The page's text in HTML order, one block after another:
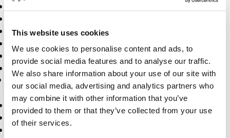
This website uses cookies
We use cookies to personalise content and ads, to
provide social media features and to analyse our traffic.
We also share information about your use of our site with
our social media, advertising and analytics partners who
may combine it with other information that you’ve
provided to them or that they’ve collected from your use
of their services.
Robotik ve Otomasyon
Süper Aşındırıcılar
Tozsuz Zımparalama
Zımparalar ve Bileşikler
Destek
İndirilenler
Garanti Koşulları
Firma
Hakkımızda